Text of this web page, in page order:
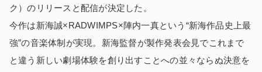
ク）のリリースと配信が決定した。
今作は新海誠×RADWIMPS×陣内一真という“新海作品史上最
強”の音楽体制が実現。新海監督が製作発表会見でこれまで
と違う新しい劇場体験を創り出すことへの並々ならぬ決意を